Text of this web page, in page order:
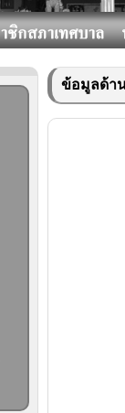
ข้อมูลด้า